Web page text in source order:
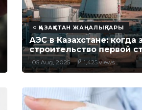
ҚАЗАҚСТАН ЖАҢАЛЫҚТАРЫ
АЭС в Казахстане: когда
строительство первой
05 Aug, 2025 1,425 views